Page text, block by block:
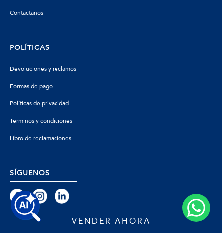
VENDER AHORA
Contáctanos
POLÍTICAS
Devoluciones y reclamos
Formas de pago
Políticas de privacidad
Términos y condiciones
Libro de reclamaciones
SÍGUENOS
© 2026 Zafiro - Todos los derechos reservados